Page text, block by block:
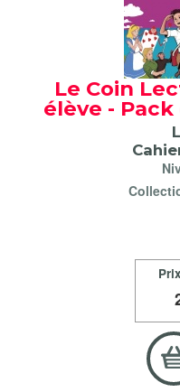
Le Coin
élève -